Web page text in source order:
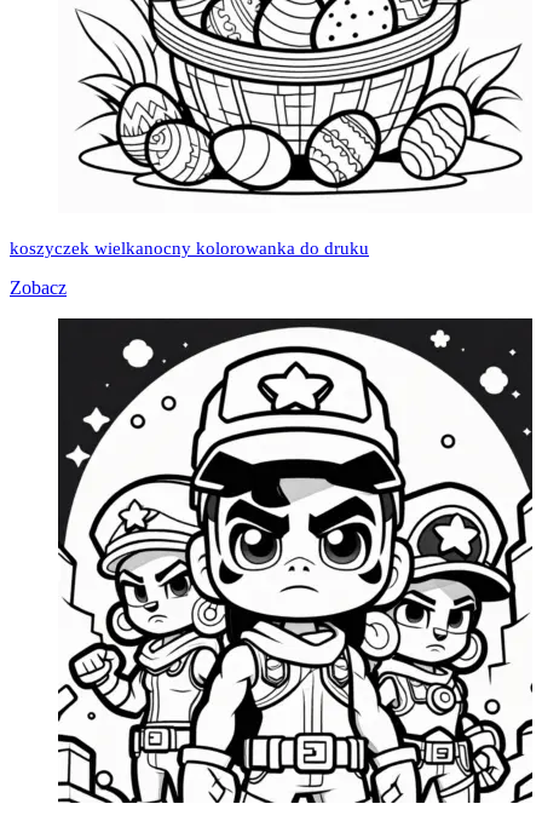
koszyczek wielkanocny kolorowanka do druku
Zobacz